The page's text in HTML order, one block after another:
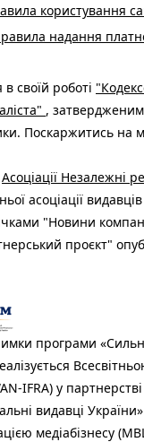
користування
надання
в своїй роботі
,
Поскаржитись на
Асоціації Незалежні
асоціації видавців
"Новини
проєкт"
програми
IFRA) у
видавці
медіабізнесу